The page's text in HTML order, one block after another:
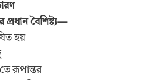
প্রধান বৈশিষ্ট্য—
হয়
রূপান্তর